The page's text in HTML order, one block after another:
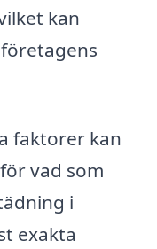
kan
faktorer kan
vad som
i
exakta